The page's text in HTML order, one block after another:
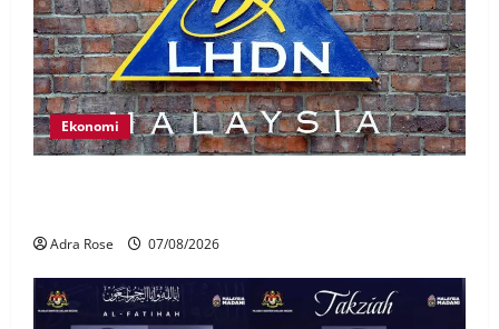
Ekonomi
Adra Rose 07/08/2026